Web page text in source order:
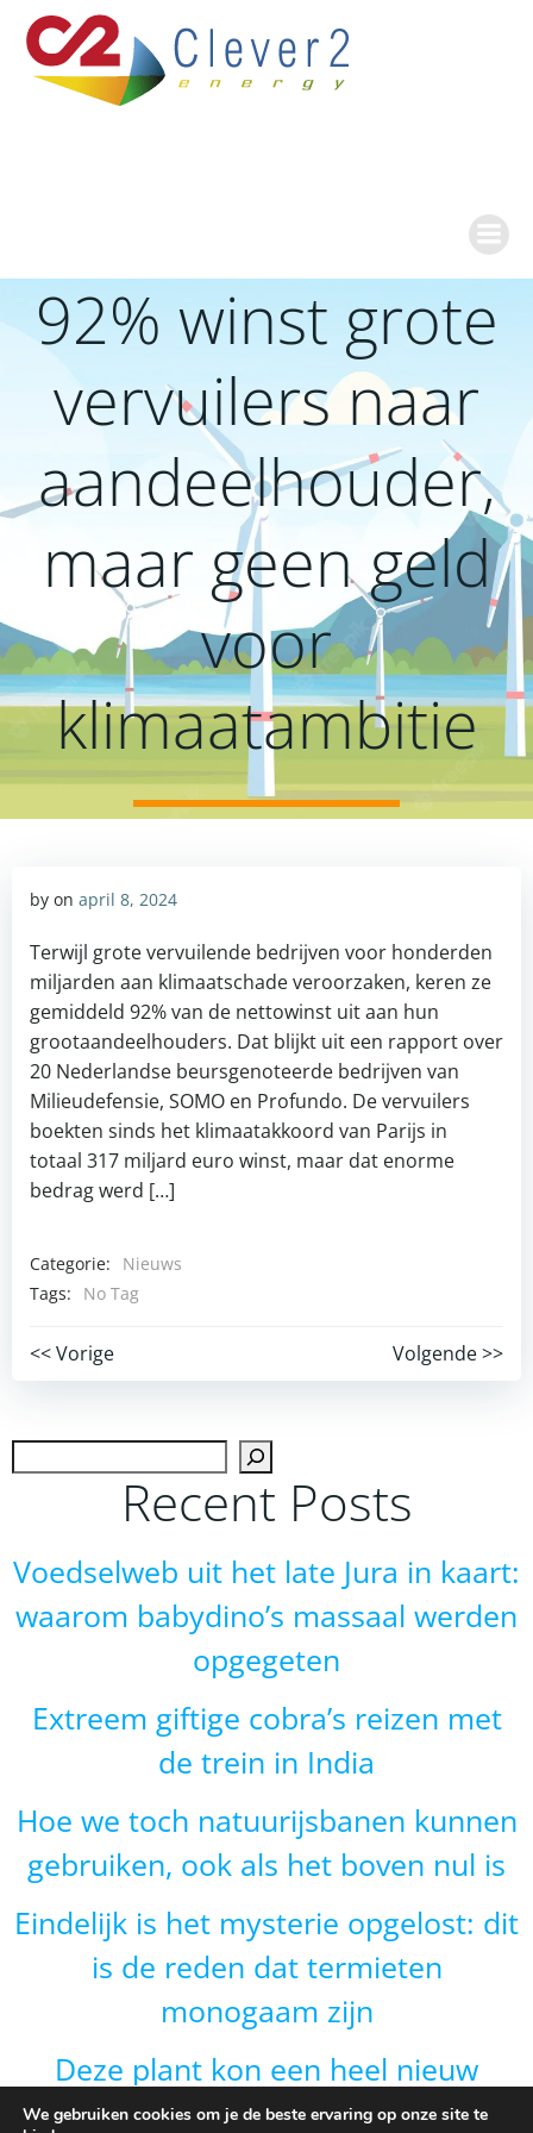
naar
de
inhoud
92% winst grote
vervuilers naar
aandeelhouder,
maar geen geld
voor
klimaatambitie
by on april 8, 2024
Terwijl grote vervuilende bedrijven voor honderden
miljarden aan klimaatschade veroorzaken, keren ze
gemiddeld 92% van de nettowinst uit aan hun
grootaandeelhouders. Dat blijkt uit een rapport over
20 Nederlandse beursgenoteerde bedrijven van
Milieudefensie, SOMO en Profundo. De vervuilers
boekten sinds het klimaatakkoord van Parijs in
totaal 317 miljard euro winst, maar dat enorme
bedrag werd […]
Categorie:
Nieuws
Tags:
No Tag
Post
navigation
<< Vorige
Post
navigation
Volgende >>
Recent Posts
Voedselweb uit het late Jura in kaart:
waarom babydino’s massaal werden
opgegeten
Extreem giftige cobra’s reizen met
de trein in India
Hoe we toch natuurijsbanen kunnen
gebruiken, ook als het boven nul is
Eindelijk is het mysterie opgelost: dit
is de reden dat termieten
monogaam zijn
Deze plant kon een heel nieuw
gebied veroveren door van vorm te
We gebruiken cookies om je de beste ervaring op onze site te